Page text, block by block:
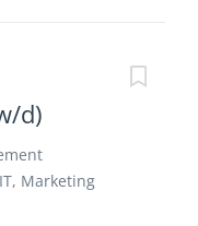
d)
Marketing